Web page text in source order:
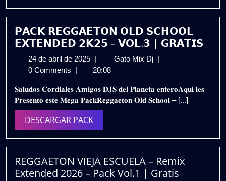
EXTENDED
2025
|
LOS
ESCUELA
🔥
𝗣𝗔𝗖𝗞 𝗥𝗘𝗚𝗚𝗔𝗘𝗧𝗢𝗡 𝗢𝗟𝗗 𝗦𝗖𝗛𝗢𝗢𝗟
𝗘𝗫𝗧𝗘𝗡𝗗𝗘𝗗 𝟮𝗞𝟮𝟱 – 𝗩𝗢𝗟.𝟯 | 𝗚𝗥𝗔𝗧𝗜𝗦
24 de abril de 2025 24
de
de
2025
Gato Mix Dj 𝗣𝗔𝗖𝗞
𝗦𝗖𝗛𝗢𝗢𝗟
𝗘𝗫𝗧𝗘𝗡𝗗𝗘𝗗
𝗩𝗢𝗟.𝟯
|
𝗚𝗥𝗔𝗧𝗜𝗦
0 Comments
20:08
𝐒𝐚𝐥𝐮𝐝𝐨𝐬 𝐂𝐨𝐫𝐝𝐢𝐚𝐥𝐞𝐬 𝐀𝐦𝐢𝐠𝐨𝐬 𝐃𝐉𝐒 𝐝𝐞𝐥 𝐏𝐥𝐚𝐧𝐞𝐭𝐚 𝐞𝐧𝐭𝐞𝐫𝐨𝐀𝐪𝐮𝐢 𝐥𝐞𝐬
𝐏𝐫𝐞𝐬𝐞𝐧𝐭𝐨 𝐞𝐬𝐭𝐞 𝐌𝐞𝐠𝐚 𝐏𝐚𝐜𝐤𝐑𝐞𝐠𝐠𝐚𝐞𝐭𝐨𝐧 𝐎𝐥𝐝 𝐒𝐜𝐡𝐨𝐨𝐥 – [...]
DESCARGAR PACKDESCARGAR
PACK
REGGAETON VIEJA ESCUELA – Remix
Extended 2026 – Pack Vol.1 | Gratis